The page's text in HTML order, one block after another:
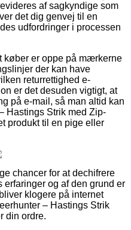
af sagkyndige som
det dig genvej til en
udfordringer i processen
køber er oppe på mærkerne
der kan have
returrettighed e-
er det desuden vigtigt, at
på e-mail, så man altid kan
Hastings Strik med Zip-
produkt til en pige eller
chancer for at dechifrere
og af den grund er
klogere på internet
– Hastings Strik
din ordre.